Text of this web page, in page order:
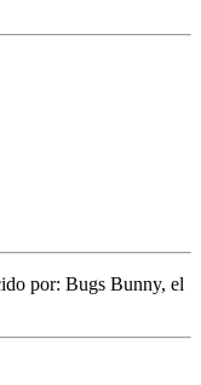
por: Bugs Bunny, el